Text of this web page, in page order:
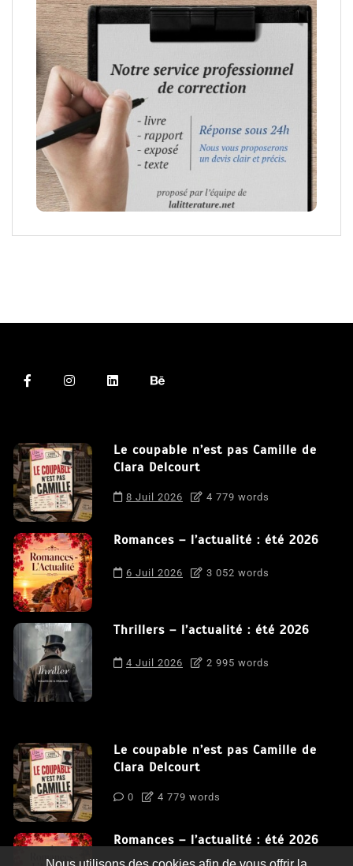
Le coupable n’est pas Camille de
Clara Delcourt
8 Juil 2026 4 779 words
Romances – l’actualité : été 2026
6 Juil 2026 3 052 words
Thrillers – l’actualité : été 2026
4 Juil 2026 2 995 words
Le coupable n’est pas Camille de
Clara Delcourt
0 4 779 words
Romances – l’actualité : été 2026